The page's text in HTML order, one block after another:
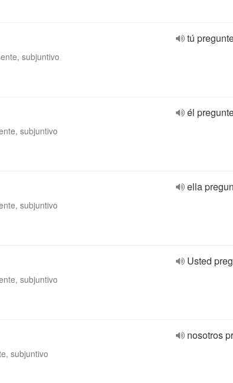
subjuntivo
tú
subjuntivo
él
subjuntivo
ella
subjuntivo
Usted
subjuntivo
nosotros